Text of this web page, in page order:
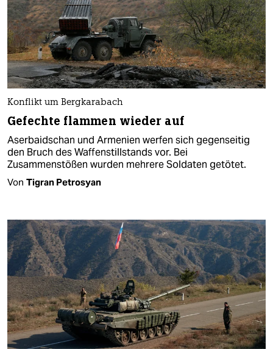
Konflikt um Bergkarabach
Gefechte flammen wieder auf
Aserbaidschan und Armenien werfen sich gegenseitig
den Bruch des Waffenstillstands vor. Bei
Zusammenstößen wurden mehrere Soldaten getötet.
Von Tigran Petrosyan